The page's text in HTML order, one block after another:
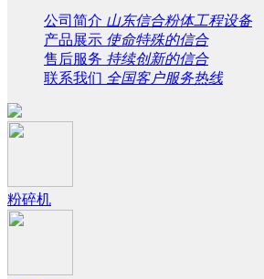
公司简介 山东信合粉体工程设备
产品展示 使命特殊的信合
售后服务 持续创新的信合
联系我们 全国客户服务热线
粉碎机